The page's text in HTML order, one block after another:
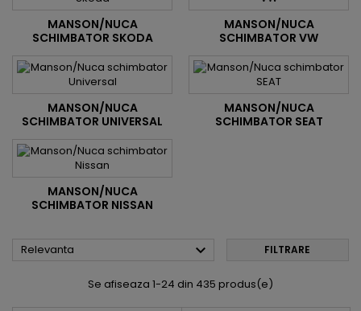
MANSON/NUCA
SCHIMBATOR SKODA
MANSON/NUCA
SCHIMBATOR VW
MANSON/NUCA
SCHIMBATOR UNIVERSAL
MANSON/NUCA
SCHIMBATOR SEAT
MANSON/NUCA
SCHIMBATOR NISSAN
Relevanta  FILTRARE
Se afiseaza 1-24 din 435 produs(e)